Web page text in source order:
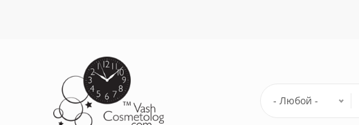
- Любой -